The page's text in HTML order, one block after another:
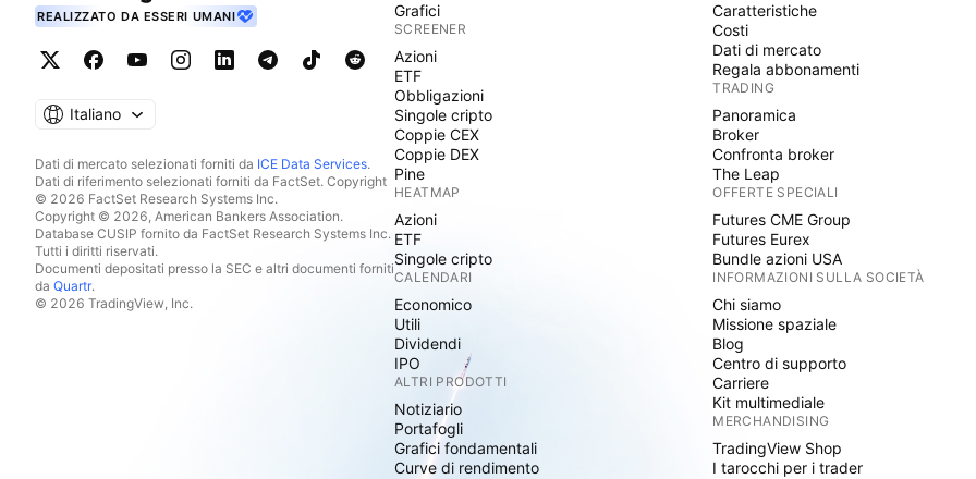
REALIZZATO DA ESSERI UMANI
Italiano
Dati di mercato selezionati forniti da ICE Data Services.
Dati di riferimento selezionati forniti da FactSet. Copyright
© 2026 FactSet Research Systems Inc.
Copyright © 2026, American Bankers Association.
Database CUSIP fornito da FactSet Research Systems Inc.
Tutti i diritti riservati.
Documenti depositati presso la SEC e altri documenti forniti
da Quartr.
© 2026 TradingView, Inc.
Grafici
SCREENER
Azioni
ETF
Obbligazioni
Singole cripto
Coppie CEX
Coppie DEX
Pine
HEATMAP
Azioni
ETF
Singole cripto
CALENDARI
Economico
Utili
Dividendi
IPO
ALTRI PRODOTTI
Notiziario
Portafogli
Grafici fondamentali
Curve di rendimento
Caratteristiche
Costi
Dati di mercato
Regala abbonamenti
TRADING
Panoramica
Broker
Confronta broker
The Leap
OFFERTE SPECIALI
Futures CME Group
Futures Eurex
Bundle azioni USA
INFORMAZIONI SULLA SOCIETÀ
Chi siamo
Missione spaziale
Blog
Centro di supporto
Carriere
Kit multimediale
MERCHANDISING
TradingView Shop
I tarocchi per i trader